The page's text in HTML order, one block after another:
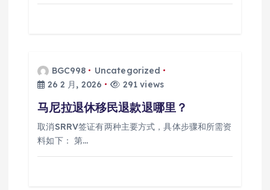
BGC998
Uncategorized
26 2 月, 2026
291 views
马尼拉退休移民退款退哪里？
取消SRRV签证有两种主要方式，具体步骤和所需资
料如下： 第…